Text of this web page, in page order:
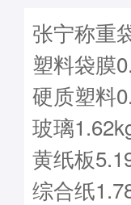
张宁称重
塑料袋膜
硬质塑料
玻璃
黄纸板
综合纸